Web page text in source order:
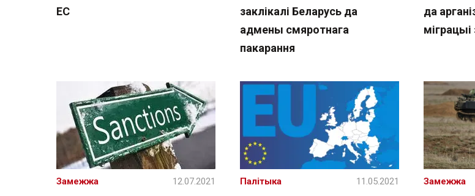
ЕС
заклікалі Беларусь да
адмены смяротнага
пакарання
да
міграцыі
Замежжа 12.07.2021 Палітыка 11.05.2021 Замежжа